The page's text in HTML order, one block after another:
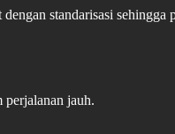
standarisasi sehingga
perjalanan jauh.